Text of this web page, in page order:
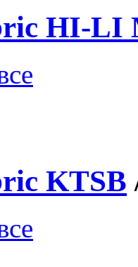
HI-LI
KTSB